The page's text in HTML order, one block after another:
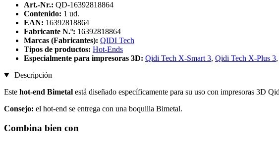
Art.-Nr.: QD-16392818864
Contenido: 1 ud.
EAN: 16392818864
Fabricante N.º: 16392818864
Marcas (Fabricantes): QIDI Tech
Tipos de productos: Hot-Ends
Especialmente para impresoras 3D: Qidi Tech X-Smart 3, Qidi Tech X-Plus 3,
Descripción
Este hot-end Bimetal está diseñado específicamente para su uso con impresoras 3D
Consejo: el hot-end se entrega con una boquilla Bimetal.
Combina bien con